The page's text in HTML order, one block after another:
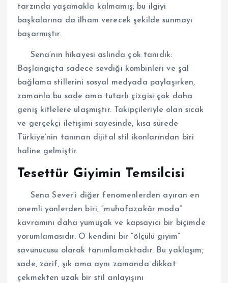
tarzında yaşamakla kalmamış; bu ilgiyi
başkalarına da ilham verecek şekilde sunmayı
başarmıştır.
Sena’nın hikayesi aslında çok tanıdık:
Başlangıçta sadece sevdiği kombinleri ve şal
bağlama stillerini sosyal medyada paylaşırken,
zamanla bu sade ama tutarlı çizgisi çok daha
geniş kitlelere ulaşmıştır. Takipçileriyle olan sıcak
ve gerçekçi iletişimi sayesinde, kısa sürede
Türkiye’nin tanınan dijital stil ikonlarından biri
haline gelmiştir.
Tesettür Giyimin Temsilcisi
Sena Sever’i diğer fenomenlerden ayıran en
önemli yönlerden biri, “muhafazakâr moda”
kavramını daha yumuşak ve kapsayıcı bir biçimde
yorumlamasıdır. O kendini bir “ölçülü giyim”
savunucusu olarak tanımlamaktadır. Bu yaklaşım;
sade, zarif, şık ama aynı zamanda dikkat
çekmekten uzak bir stil anlayışını